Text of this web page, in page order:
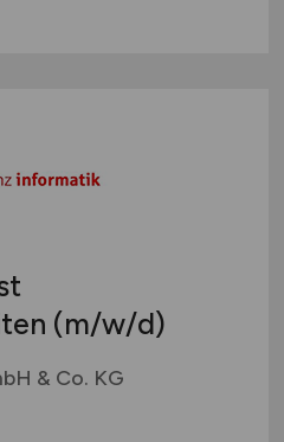
(m/w/d)
& Co. KG